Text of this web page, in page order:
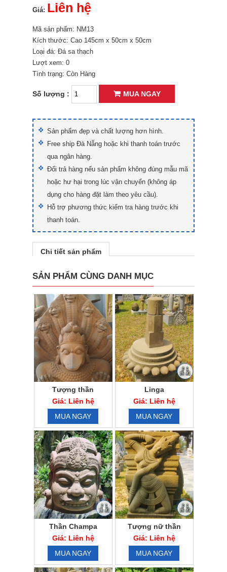
Giá: Liên hệ
Mã sản phẩm: NM13
Kích thước: Cao 145cm x 50cm x 50cm
Loại đá: Đá sa thạch
Lượt xem: 0
Tình trạng: Còn Hàng
Số lượng : MUA NGAY
Sản phẩm đẹp và chất lượng hơn hình.
Free ship Đà Nẵng hoặc khi thanh toán trước
qua ngân hàng.
Đổi trả hàng nếu sản phẩm không đúng mẫu mã
hoặc hư hại trong lúc vận chuyển (không áp
dụng cho hàng đặt làm theo yêu cầu).
Hỗ trợ phương thức kiểm tra hàng trước khi
thanh toán.
Chi tiết sản phẩm
SẢN PHẨM CÙNG DANH MỤC
Tượng thần
chămpa bằng đá sa
thạch
Giá: Liên hệ
MUA NGAY
Linga
Giá: Liên hệ
MUA NGAY
Thần Champa
Giá: Liên hệ
MUA NGAY
Tượng nữ thần
Apsara
Giá: Liên hệ
MUA NGAY